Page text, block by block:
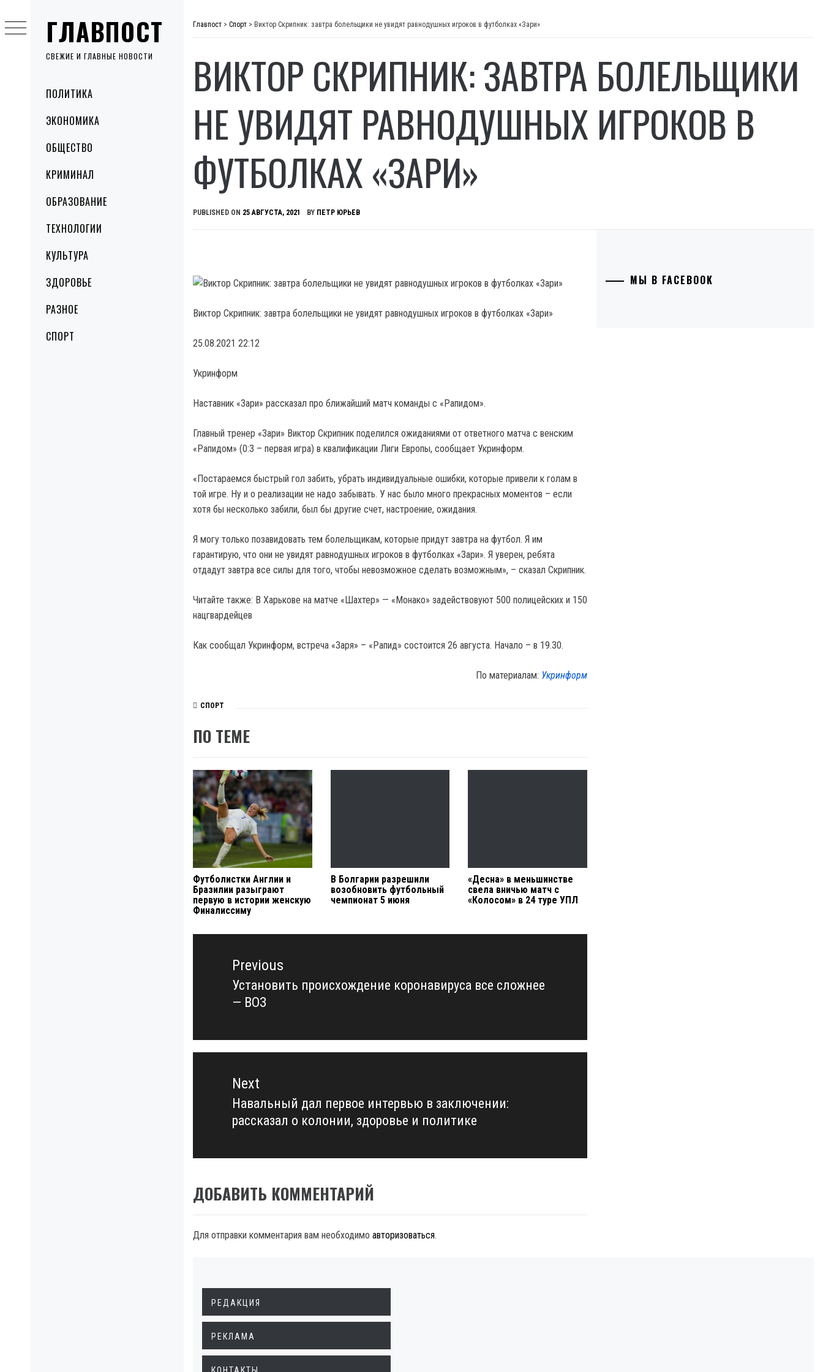
ГЛАВПОСТ
СВЕЖИЕ И ГЛАВНЫЕ НОВОСТИ
MenuПОЛИТИКА
ЭКОНОМИКА
ОБЩЕСТВО
КРИМИНАЛ
ОБРАЗОВАНИЕ
ТЕХНОЛОГИИ
КУЛЬТУРА
ЗДОРОВЬЕ
РАЗНОЕ
СПОРТ
to
content
Главпост > Спорт > Виктор Скрипник: завтра болельщики не увидят равнодушных игроков в футболках «Зари»
ВИКТОР СКРИПНИК: ЗАВТРА БОЛЕЛЬЩИКИ
НЕ УВИДЯТ РАВНОДУШНЫХ ИГРОКОВ В
ФУТБОЛКАХ «ЗАРИ»
PUBLISHED ON 25 АВГУСТА, 2021 BY ПЕТР ЮРЬЕВ
Виктор Скрипник: завтра болельщики не увидят равнодушных игроков в футболках «Зари»
25.08.2021 22:12
Укринформ
Наставник «Зари» рассказал про ближайший матч команды с «Рапидом».
Главный тренер «Зари» Виктор Скрипник поделился ожиданиями от ответного матча с венским
«Рапидом» (0:3 – первая игра) в квалификации Лиги Европы, сообщает Укринформ.
«Постараемся быстрый гол забить, убрать индивидуальные ошибки, которые привели к голам в
той игре. Ну и о реализации не надо забывать. У нас было много прекрасных моментов – если
хотя бы несколько забили, был бы другие счет, настроение, ожидания.
Я могу только позавидовать тем болельщикам, которые придут завтра на футбол. Я им
гарантирую, что они не увидят равнодушных игроков в футболках «Зари». Я уверен, ребята
отдадут завтра все силы для того, чтобы невозможное сделать возможным», – сказал Скрипник.
Читайте также: В Харькове на матче «Шахтер» — «Монако» задействовуют 500 полицейских и 150
нацгвардейцев
Как сообщал Укринформ, встреча «Заря» – «Рапид» состоится 26 августа. Начало – в 19.30.
По материалам: Укринформ
СПОРТ
ПО ТЕМЕ
Футболистки Англии и
Бразилии разыграют
первую в истории женскую
Финалиссиму
В Болгарии разрешили
возобновить футбольный
чемпионат 5 июня
«Десна» в меньшинстве
свела вничью матч с
«Колосом» в 24 туре УПЛ
Навигация
записямPrevious
Previous
post:
Установить происхождение коронавируса все сложнее
— ВОЗ
Next
Next
post:
Навальный дал первое интервью в заключении:
рассказал о колонии, здоровье и политике
ДОБАВИТЬ КОММЕНТАРИЙ
Для отправки комментария вам необходимо авторизоваться.
МЫ В FACEBOOK
РЕДАКЦИЯ
РЕКЛАМА